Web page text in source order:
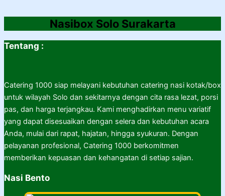
Nasibox Solo Surakarta
Tentang :
Catering 1000 siap melayani kebutuhan catering nasi kotak/box
untuk wilayah Solo dan sekitarnya dengan cita rasa lezat, porsi
pas, dan harga terjangkau. Kami menghadirkan menu variatif
yang dapat disesuaikan dengan selera dan kebutuhan acara
Anda, mulai dari rapat, hajatan, hingga syukuran. Dengan
pelayanan profesional, Catering 1000 berkomitmen
memberikan kepuasan dan kehangatan di setiap sajian.
Nasi Bento